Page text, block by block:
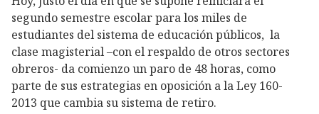
segundo semestre escolar para los miles de
estudiantes del sistema de educación públicos, la
clase magisterial –con el respaldo de otros sectores
obreros- da comienzo un paro de 48 horas, como
parte de sus estrategias en oposición a la Ley 160-
2013 que cambia su sistema de retiro.